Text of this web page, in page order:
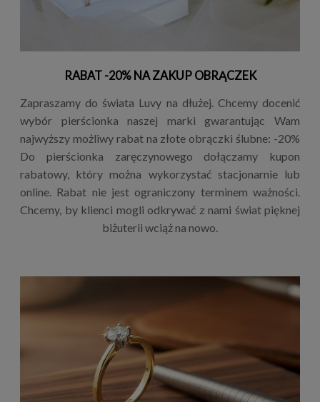
RABAT -20% NA ZAKUP OBRĄCZEK
Zapraszamy do świata Luvy na dłużej. Chcemy docenić
wybór pierścionka naszej marki gwarantując Wam
najwyższy możliwy rabat na złote obrączki ślubne: -20%
Do pierścionka zaręczynowego dołączamy kupon
rabatowy, który można wykorzystać stacjonarnie lub
online. Rabat nie jest ograniczony terminem ważności.
Chcemy, by klienci mogli odkrywać z nami świat pięknej
biżuterii wciąż na nowo.